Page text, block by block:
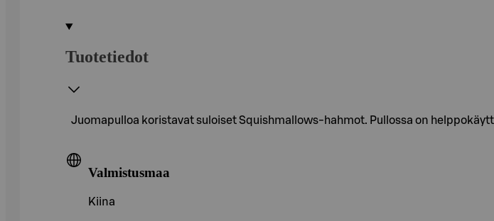
Tuotetiedot
Juomapulloa koristavat suloiset Squishmallows-hahmot. Pullossa on
Valmistusmaa
Kiina